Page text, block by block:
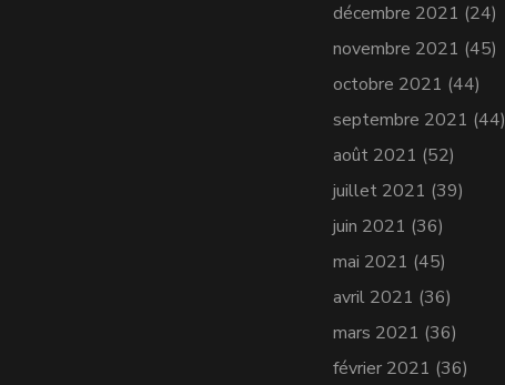
décembre 2021 (24)
novembre 2021 (45)
octobre 2021 (44)
septembre 2021 (44)
août 2021 (52)
juillet 2021 (39)
juin 2021 (36)
mai 2021 (45)
avril 2021 (36)
mars 2021 (36)
février 2021 (36)